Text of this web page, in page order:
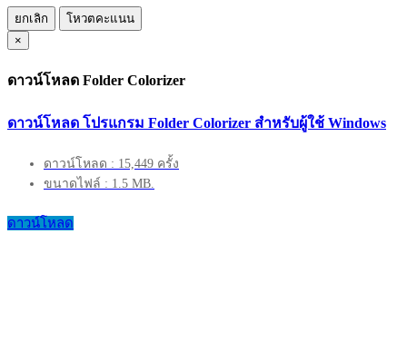
ยกเลิก
โหวตคะแนน
×
ดาวน์โหลด Folder Colorizer
ดาวน์โหลด โปรแกรม Folder Colorizer สำหรับผู้ใช้ Windows
ดาวน์โหลด : 15,449 ครั้ง
ขนาดไฟล์ : 1.5 MB.
ดาวน์โหลด